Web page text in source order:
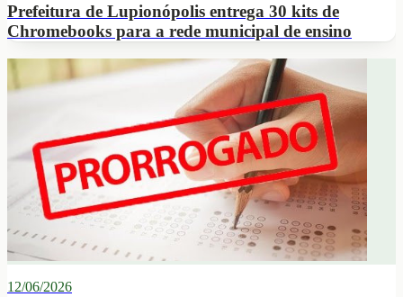
Prefeitura de Lupionópolis entrega 30 kits de
Chromebooks para a rede municipal de ensino
12/06/2026